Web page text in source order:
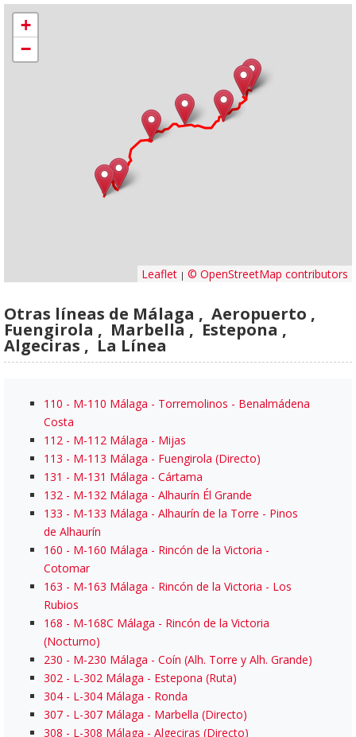
+
−
Leaflet | © OpenStreetMap contributors
Otras líneas de Málaga , Aeropuerto ,
Fuengirola , Marbella , Estepona ,
Algeciras , La Línea
110 - M-110 Málaga - Torremolinos - Benalmádena
Costa
112 - M-112 Málaga - Mijas
113 - M-113 Málaga - Fuengirola (Directo)
131 - M-131 Málaga - Cártama
132 - M-132 Málaga - Alhaurín Él Grande
133 - M-133 Málaga - Alhaurín de la Torre - Pinos
de Alhaurín
160 - M-160 Málaga - Rincón de la Victoria -
Cotomar
163 - M-163 Málaga - Rincón de la Victoria - Los
Rubios
168 - M-168C Málaga - Rincón de la Victoria
(Nocturno)
230 - M-230 Málaga - Coín (Alh. Torre y Alh. Grande)
302 - L-302 Málaga - Estepona (Ruta)
304 - L-304 Málaga - Ronda
307 - L-307 Málaga - Marbella (Directo)
308 - L-308 Málaga - Algeciras (Directo)